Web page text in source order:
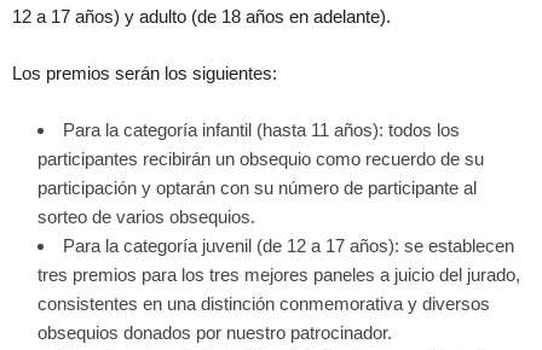
12 a 17 años) y adulto (de 18 años en adelante).
Los premios serán los siguientes:
Para la categoría infantil (hasta 11 años): todos los
participantes recibirán un obsequio como recuerdo de su
participación y optarán con su número de participante al
sorteo de varios obsequios.
Para la categoría juvenil (de 12 a 17 años): se establecen
tres premios para los tres mejores paneles a juicio del jurado,
consistentes en una distinción conmemorativa y diversos
obsequios donados por nuestro patrocinador.